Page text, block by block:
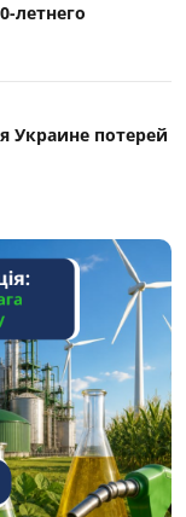
летнего
Украине потерей